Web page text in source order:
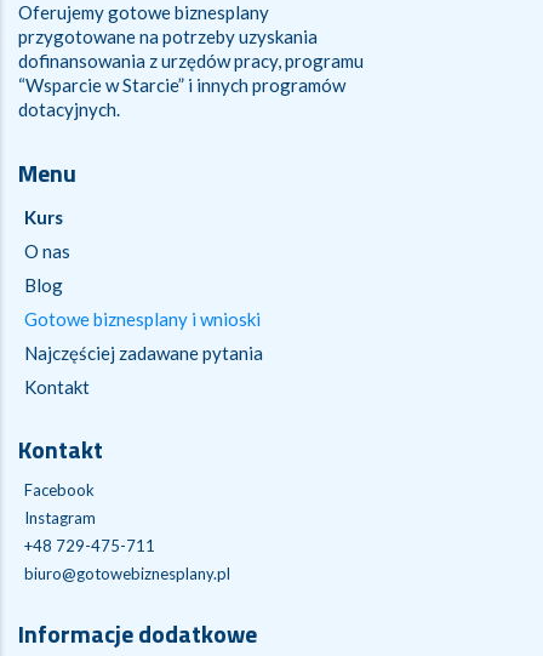
Oferujemy gotowe biznesplany
przygotowane na potrzeby uzyskania
dofinansowania z urzędów pracy, programu
“Wsparcie w Starcie” i innych programów
dotacyjnych.
Menu
Kurs
O nas
Blog
Gotowe biznesplany i wnioski
Najczęściej zadawane pytania
Kontakt
Kontakt
Facebook
Instagram
+48 729-475-711
biuro@gotowebiznesplany.pl
Informacje dodatkowe